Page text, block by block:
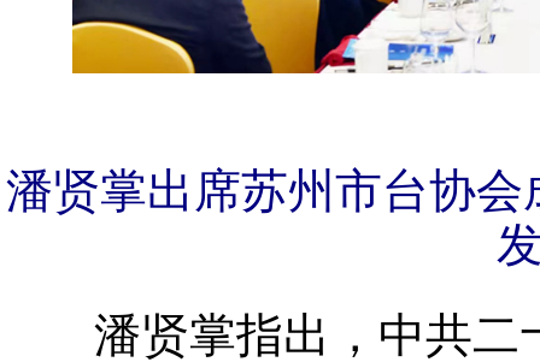
潘贤掌出席苏州市台协会
潘贤掌指出，中共二